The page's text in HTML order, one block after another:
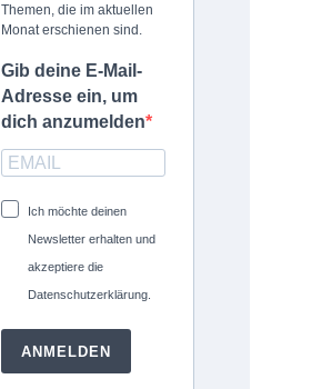
Themen, die im aktuellen
Monat erschienen sind.
Gib deine E-Mail-
Adresse ein, um
dich anzumelden
Ich möchte deinen
Newsletter erhalten und
akzeptiere die
Datenschutzerklärung.
ANMELDEN